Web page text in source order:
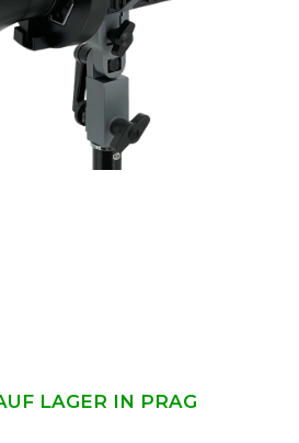
LAGER IN PRAG